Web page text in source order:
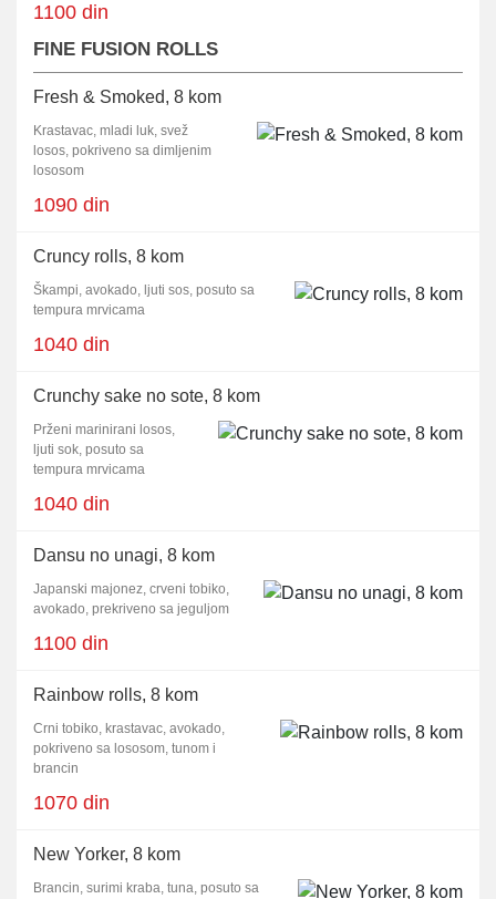
1100 din
FINE FUSION ROLLS
Fresh & Smoked, 8 kom
Krastavac, mladi luk, svež
losos, pokriveno sa dimljenim
lososom
1090 din
Cruncy rolls, 8 kom
Škampi, avokado, ljuti sos, posuto sa
tempura mrvicama
1040 din
Crunchy sake no sote, 8 kom
Prženi marinirani losos,
ljuti sok, posuto sa
tempura mrvicama
1040 din
Dansu no unagi, 8 kom
Japanski majonez, crveni tobiko,
avokado, prekriveno sa jeguljom
1100 din
Rainbow rolls, 8 kom
Crni tobiko, krastavac, avokado,
pokriveno sa lososom, tunom i
brancin
1070 din
New Yorker, 8 kom
Brancin, surimi kraba, tuna, posuto sa